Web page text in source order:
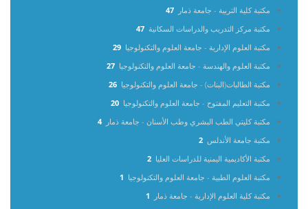
مكتبة كلية التربية - جامعة ذمار 47
مكتبة مركز التدريب والدراسات السكانية 47
مكتبة العلوم الإدارية - جامعة العلوم والتكنولوجيا 29
مكتبة العلوم والهندسة - جامعة العلوم والتكنولوجيا 27
مكتبة الطالبات(البنات) - جامعة العلوم والتكنولوجيا 26
مكتبة التعليم المفتوح - جامعة العلوم والتكنولوجيا 20
مكتبة كليتي الطب البشري وطب الأسنان - جامعة ذمار 4
مكتبة جامعة الأندلس 2
مكتبة الأكاديمية اليمنية للدراسات العليا 2
مكتبة العلوم الطبية - جامعة العلوم والتكنولوجيا 1
مكتبة كلية العلوم الإدارية - جامعة ذمار
1